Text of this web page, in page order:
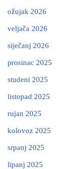
ožujak 2026
veljača 2026
siječanj 2026
prosinac 2025
studeni 2025
listopad 2025
rujan 2025
kolovoz 2025
srpanj 2025
lipanj 2025